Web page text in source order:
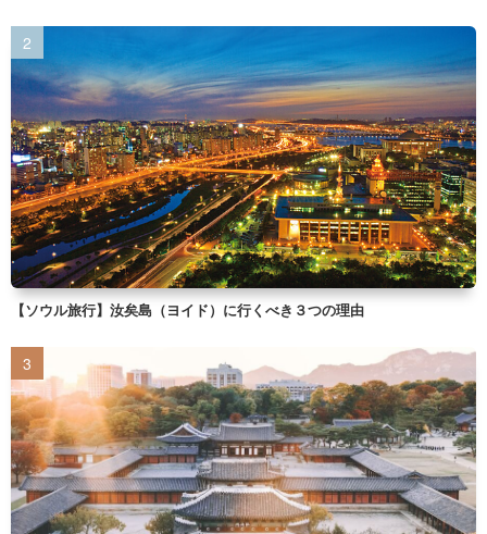
【ソウル旅行】汝矣島（ヨイド）に行くべき３つの理由